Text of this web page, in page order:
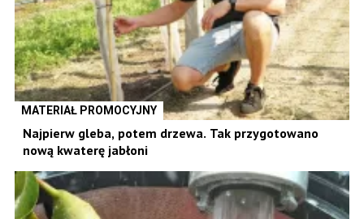
MATERIAŁ PROMOCYJNY
Najpierw gleba, potem drzewa. Tak przygotowano
nową kwaterę jabłoni